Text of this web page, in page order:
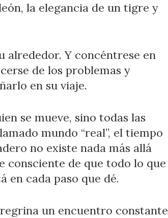
la elegancia de un tigre y
alrededor. Y concéntrese en
de los problemas y
en su viaje.
se mueve, sino todas las
mundo “real”, el tiempo
no existe nada más allá
consciente de que todo lo que
en cada paso que dé.
un encuentro constante